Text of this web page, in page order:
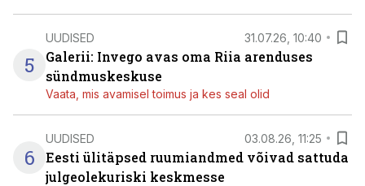
5
UUDISED 31.07.26, 10:40
Galerii: Invego avas oma Riia arenduses
sündmuskeskuse
Vaata, mis avamisel toimus ja kes seal olid
6
UUDISED 03.08.26, 11:25
Eesti ülitäpsed ruumiandmed võivad sattuda
julgeolekuriski keskmesse